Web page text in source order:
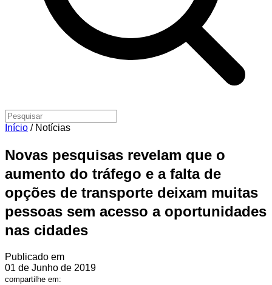
Início / Notícias
Novas pesquisas revelam que o
aumento do tráfego e a falta de
opções de transporte deixam muitas
pessoas sem acesso a oportunidades
nas cidades
Publicado em
01 de Junho de 2019
compartilhe em: